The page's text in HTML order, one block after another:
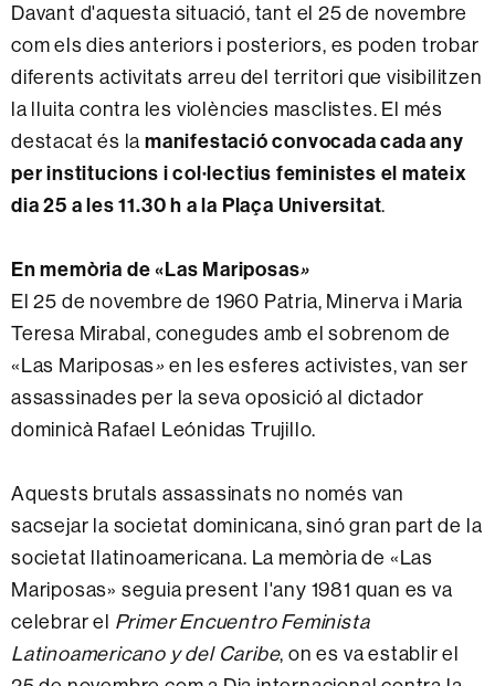
Davant d'aquesta situació, tant el 25 de novembre
com els dies anteriors i posteriors, es poden trobar
diferents activitats arreu del territori que visibilitzen
la lluita contra les violències masclistes. El més
destacat és lamanifestació convocada cada any
per institucions i col·lectius feministes el mateix
dia 25 a les 11.30 h a la Plaça Universitat.
En memòria de «Las Mariposas»
El 25 de novembre de 1960 Patria, Minerva i Maria
Teresa Mirabal, conegudes amb el sobrenom de
«Las Mariposas» en les esferes activistes, van ser
assassinades per la seva oposició al dictador
dominicà Rafael Leónidas Trujillo.
Aquests brutals assassinats no només van
sacsejar la societat dominicana, sinó gran part de la
societat llatinoamericana. La memòria de «Las
Mariposas» seguia present l'any 1981 quan es va
celebrar el Primer Encuentro Feminista
Latinoamericano y del Caribe, on es va establir el